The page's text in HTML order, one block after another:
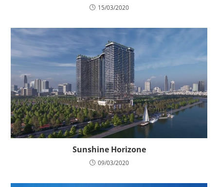
15/03/2020
Sunshine Horizone
09/03/2020